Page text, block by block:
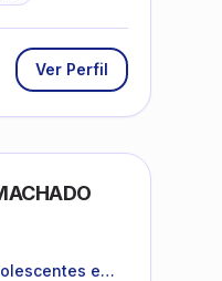
Ver Perfil
e